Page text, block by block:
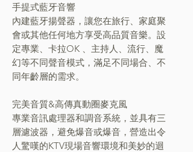
手提式藍牙音響
內建藍牙揚聲器 ，讓您在旅行
家庭聚
會或其他任何地方享受高品質音樂。設
定專業
卡拉OK 主持人
流行、魔
幻等不同聲音模式 ， 滿足不同場合、不
同年齡層的需求。
完美音質&高傳真動圈麥克風
專業音訊處理器和調音系統 ， 並具有三
層濾波器，避免爆音或爆音 ， 營造出令
人驚嘆的KTV現場音響環境和美妙的迴